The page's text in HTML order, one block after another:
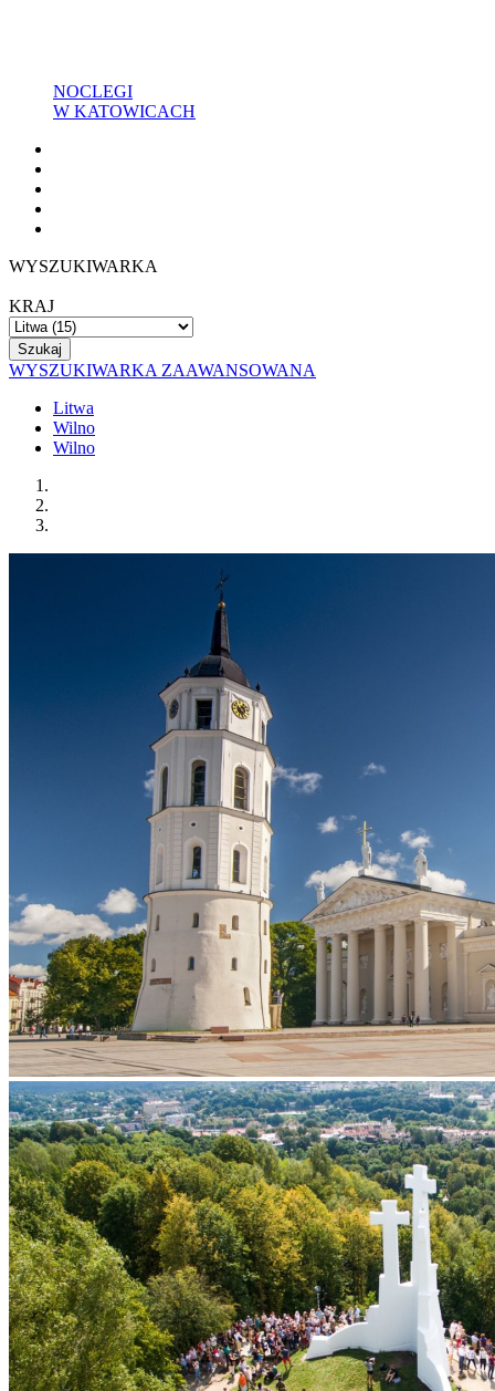
NOCLEGI
W KATOWICACH
WYSZUKIWARKA
KRAJ
WYSZUKIWARKA ZAAWANSOWANA
Litwa
Wilno
Wilno